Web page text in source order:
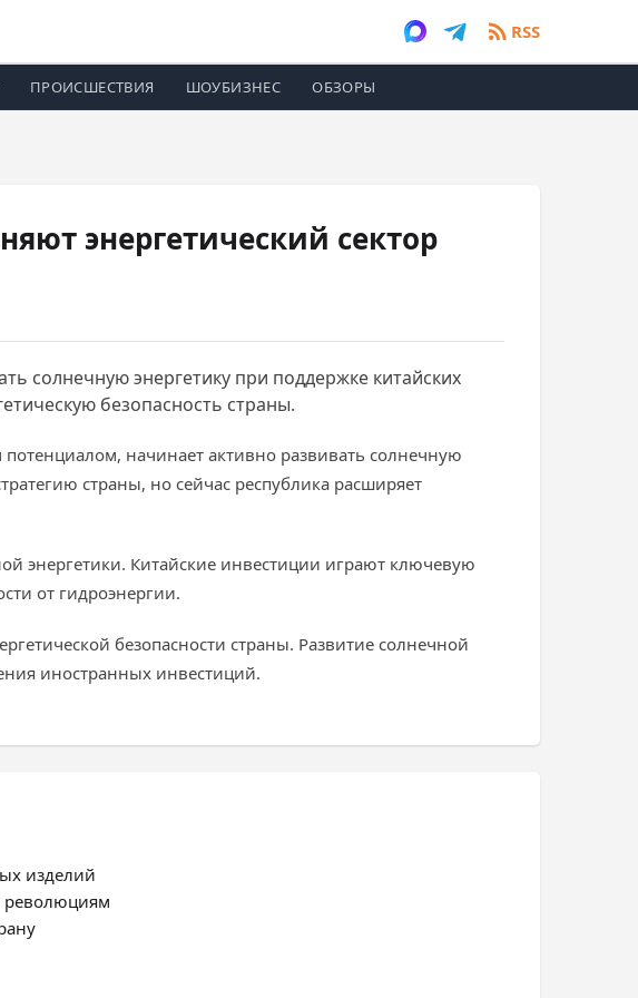
RSS
ПРОИСШЕСТВИЯ ШОУБИЗНЕС ОБЗОРЫ
энергетический сектор
солнечную энергетику при поддержке китайских
безопасность страны.
начинает активно развивать солнечную
страны, но сейчас республика расширяет
энергетики. Китайские инвестиции играют ключевую
от гидроэнергии.
безопасности страны. Развитие солнечной
иностранных инвестиций.
изделий
революциям